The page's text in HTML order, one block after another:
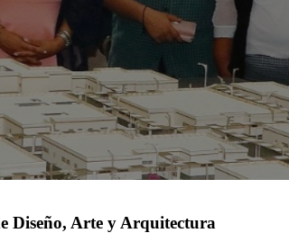
Diseño, Arte y Arquitectura